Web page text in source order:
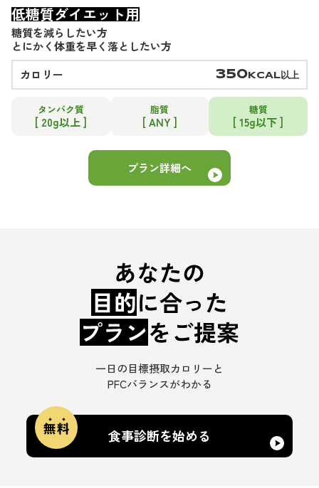
低糖質ダイエット用
糖質を減らしたい方
とにかく体重を早く落としたい方
カロリー
350 KCAL以上
タンパク質
[ 20g以上 ]
脂質
[ ANY ]
糖質
[ 15g以下 ]
プラン詳細へ
一日の目標摂取カロリーと
PFCバランスがわかる
食事診断を始める